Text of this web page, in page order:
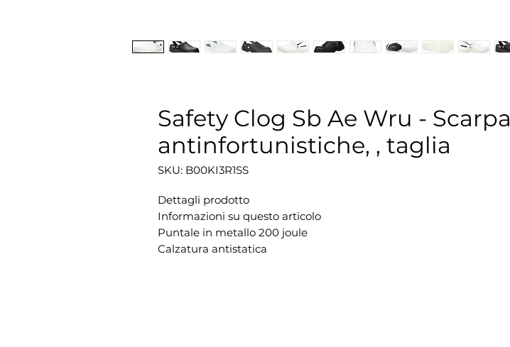
Safety Clog Sb Ae Wru - Scarpa
antinfortunistiche, , taglia
SKU: ‎B00KI3R1SS
Dettagli prodotto
Informazioni su questo articolo
Puntale in metallo 200 joule
Calzatura antistatica